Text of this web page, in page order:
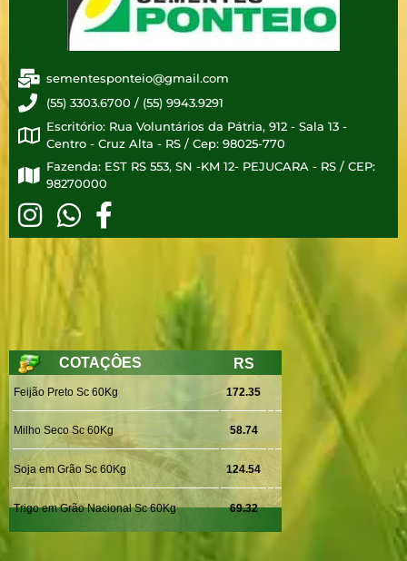
sementesponteio@gmail.com
(55) 3303.6700 / (55) 9943.9291
Escritório: Rua Voluntários da Pátria, 912 - Sala 13 -
Centro - Cruz Alta - RS / Cep: 98025-770
Fazenda: EST RS 553, SN -KM 12- PEJUCARA - RS / CEP:
98270000